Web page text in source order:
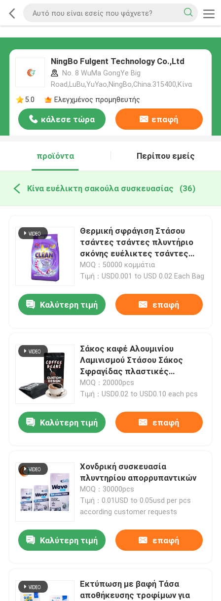
NingBo Fulgent Technology Co.,Ltd
No. 8 WuMa GongYe Big
Road,LuBu,YuYao,NingBo,China.315400,Κίνα
5.0
Ελεγχμένος προμηθευτής
κάλεσε τώρα επαφή
προϊόντα Περίπου εμείς
Κίνα ευέλικτη σακούλα συσκευασίας (36)
Θερμική σφράγιση Στάσου
τσάντες τσάντες πλυντήριο
σκόνης ευέλικτες τσάντες
συσκευασίας εκτυπωμένες
πλαστικές τσάντες
MOQ：50000 κομμάτια
Τιμή：USD0.001 to USD 0.02 Each Bag
Καλύτερη τιμή επαφή
Σάκος καφέ Αλουμινίου
Λαμινισμού Στάσου Σάκος
Σφραγίδας πλαστικές
σακούλες Τροφίμων Σάκοι
συσκευασίας
MOQ：20000pcs
Τιμή：USD0.02 to USD0.10 each pcs
Καλύτερη τιμή επαφή
Χονδρική συσκευασία
πλυντηρίου απορρυπαντικών
MOQ：30000pcs
Τιμή：0.01USD to 0.05usd per pcs
according customer requests
Καλύτερη τιμή επαφή
Εκτύπωση με βαφή Τάσα
αποθήκευσης τροφίμων για